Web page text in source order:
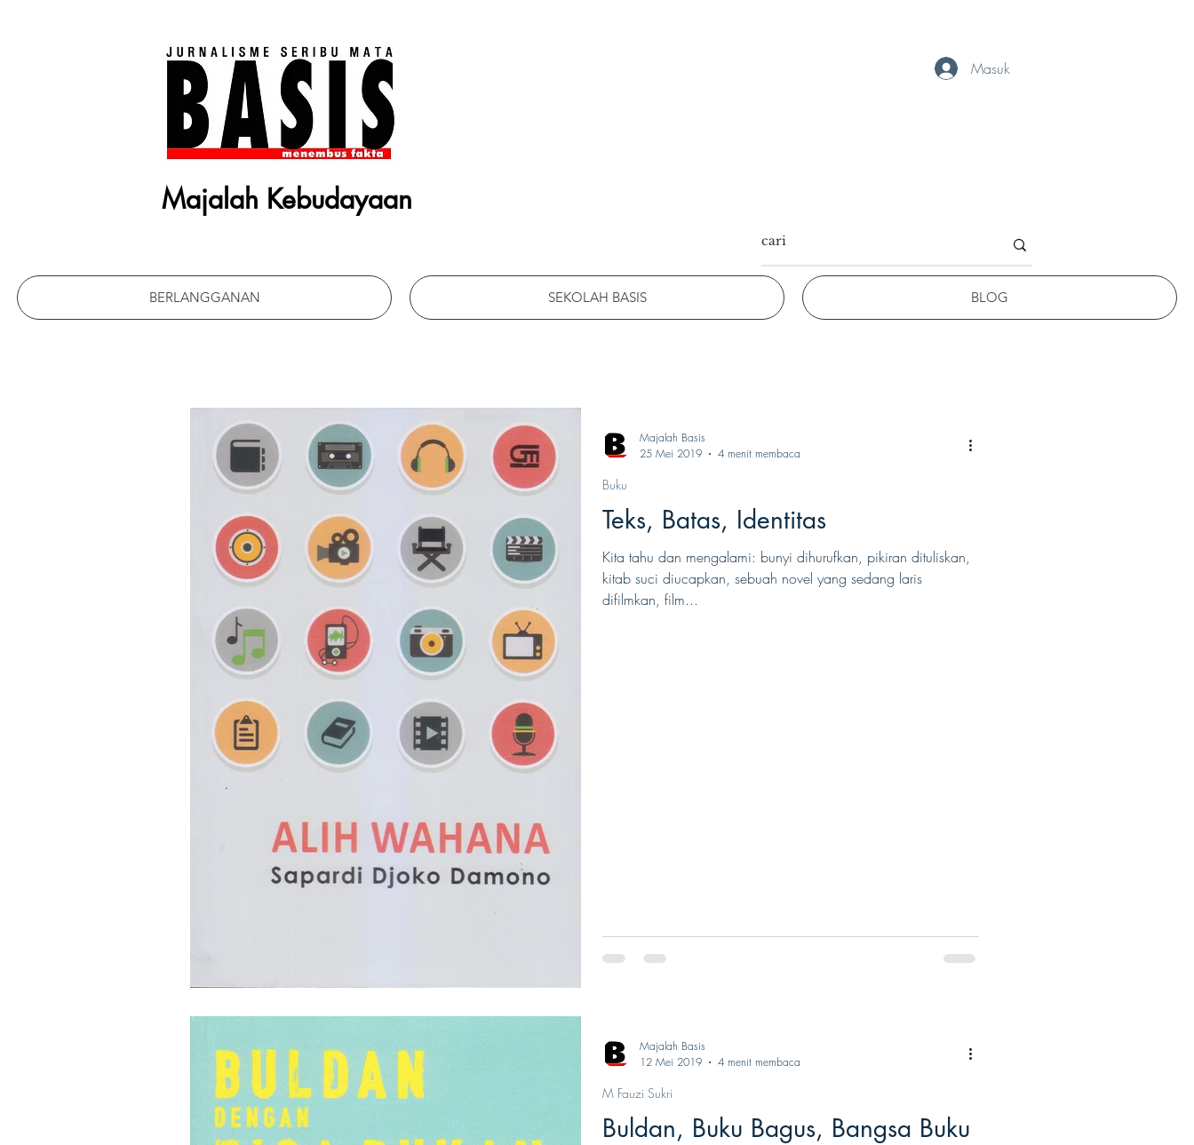
Masuk
Majalah Kebudayaan
BERLANGGANAN SEKOLAH BASIS BLOG
Teks, Batas, Identitas
Kita tahu dan mengalami: bunyi dihurufkan, pikiran dituliskan,
kitab suci diucapkan, sebuah novel yang sedang laris
difilmkan, film...
Buku
Majalah Basis
25 Mei 2019
4 menit membaca
Buldan, Buku Bagus, Bangsa Buku
M Fauzi Sukri
Majalah Basis
12 Mei 2019
4 menit membaca